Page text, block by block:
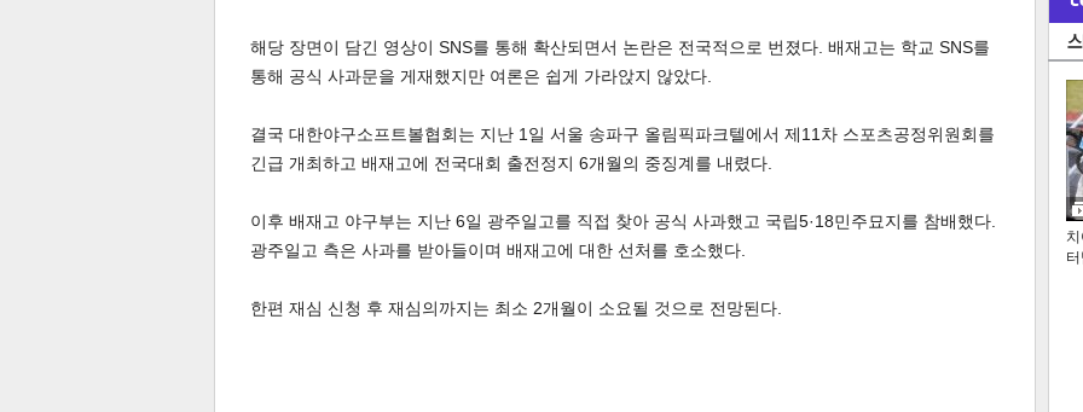
인
해당 장면이 담긴 영상이 SNS를 통해 확산되면서 논란은 전국적으로 번졌다. 배재고는 학교 SNS를
통해 공식 사과문을 게재했지만 여론은 쉽게 가라앉지 않았다.
결국 대한야구소프트볼협회는 지난 1일 서울 송파구 올림픽파크텔에서 제11차 스포츠공정위원회를
긴급 개최하고 배재고에 전국대회 출전정지 6개월의 중징계를 내렸다.
이후 배재고 야구부는 지난 6일 광주일고를 직접 찾아 공식 사과했고 국립5·18민주묘지를 참배했다.
광주일고 측은 사과를 받아들이며 배재고에 대한 선처를 호소했다.
한편 재심 신청 후 재심의까지는 최소 2개월이 소요될 것으로 전망된다.